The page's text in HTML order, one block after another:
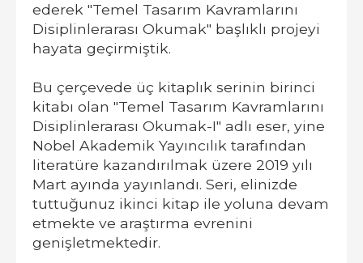
ederek "Temel Tasarım Kavramlarını
Disiplinlerarası Okumak" başlıklı projeyi
hayata geçirmiştik.
Bu çerçevede üç kitaplık serinin birinci
kitabı olan "Temel Tasarım Kavramlarını
Disiplinlerarası Okumak-I" adlı eser, yine
Nobel Akademik Yayıncılık tarafından
literatüre kazandırılmak üzere 2019 yılı
Mart ayında yayınlandı. Seri, elinizde
tuttuğunuz ikinci kitap ile yoluna devam
etmekte ve araştırma evrenini
genişletmektedir.